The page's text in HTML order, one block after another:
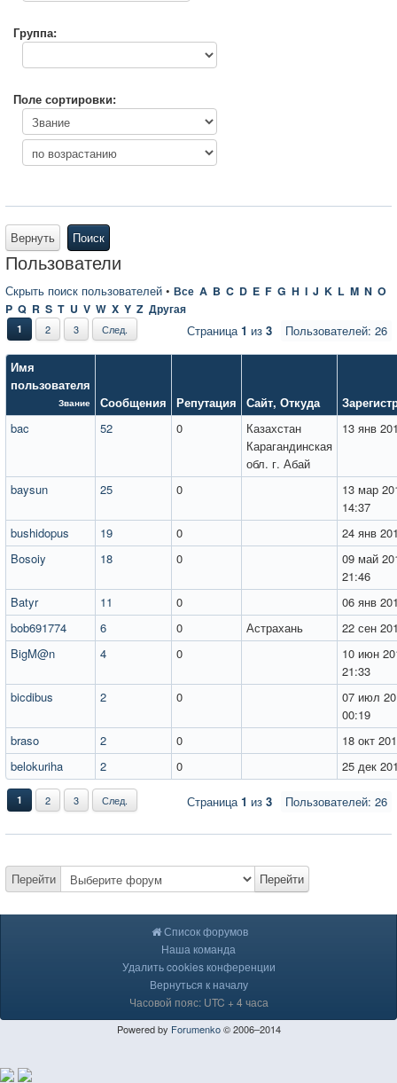
Группа:
Поле сортировки:
Вернуть Поиск
Пользователи
Скрыть поиск пользователей • Все A B C D E F G H I J K L M N O
P Q R S T U V W X Y Z Другая
Пользователей: 26
1 2 3 След. Страница1 из 3
Имя
пользователя
Звание Сообщения Репутация Сайт, Откуда
bac
52 0
Казахстан
Карагандинская
обл. г. Абай
13 янв
baysun 25 0
13 мар
14:37
bushidopus
19 0
24 янв
Bosoiy
18 0
09 май
21:46
Batyr
11 0
06 янв
bob691774
6 0 Астрахань
22 сен
BigM@n
4 0
10 июн
21:33
bicdibus
2 0
07 июл
00:19
braso
2 0
18 окт
belokuriha
2 0 25 дек
Пользователей: 26
1 2 3 След. Страница1 из 3
Перейти Перейти
Список форумов
Наша команда
Удалить cookies конференции
Вернуться к началу
Часовой пояс: UTC + 4 часа
Powered by Forumenko© 2006–2014